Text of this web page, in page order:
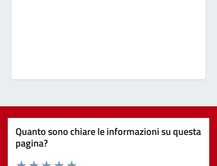
Quanto sono chiare le informazioni su questa
pagina?